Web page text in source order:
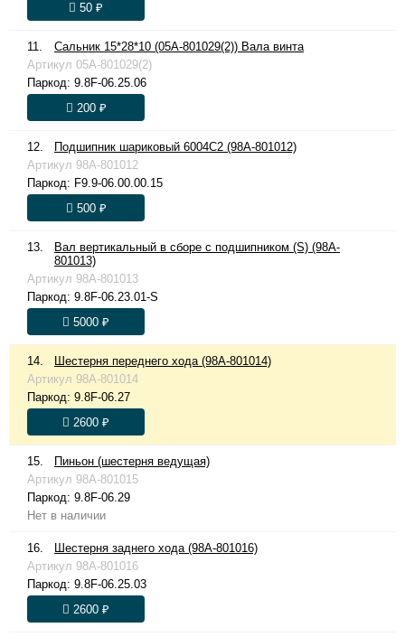
50 ₽
11.
Сальник 15*28*10 (05A-801029(2)) Вала винта
Артикул 05A-801029(2)
Паркод: 9.8F-06.25.06
200 ₽
12.
Подшипник шариковый 6004C2 (98A-801012)
Артикул 98A-801012
Паркод: F9.9-06.00.00.15
500 ₽
13.
Вал вертикальный в сборе с подшипником (S) (98A-
801013)
Артикул 98A-801013
Паркод: 9.8F-06.23.01-S
5000 ₽
14.
Шестерня переднего хода (98A-801014)
Артикул 98A-801014
Паркод: 9.8F-06.27
2600 ₽
15.
Пиньон (шестерня ведущая)
Артикул 98A-801015
Паркод: 9.8F-06.29
Нет в наличии
16.
Шестерня заднего хода (98A-801016)
Артикул 98A-801016
Паркод: 9.8F-06.25.03
2600 ₽